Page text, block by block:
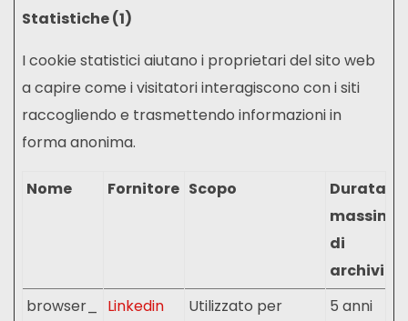
Statistiche (1)
I cookie statistici aiutano i proprietari del sito web
a capire come i visitatori interagiscono con i siti
raccogliendo e trasmettendo informazioni in
forma anonima.
Nome Fornitore Scopo
Durata
massima
di
browser_
Linkedin
Utilizzato per
5 anni